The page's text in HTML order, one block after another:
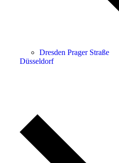
Dresden Prager Straße
Düsseldorf